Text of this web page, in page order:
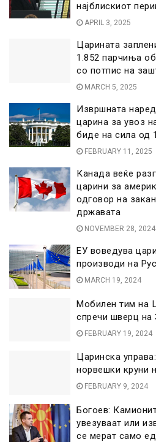
најблискиот
APRIL 3, 2025
Царината
1.852 парчиња
со потпис на
MARCH 5, 2025
Извршната
царина за увоз
биде на сила од
FEBRUARY 11, 2025
Канада веќе
царини за
одговор на
државата
NOVEMBER 28, 2024
ЕУ воведува
производи на
MARCH 19, 2024
Мобилен тим на
спречи шверц на
FEBRUARY 19, 2024
Царинска
норвешки круни
FEBRUARY 9, 2024
Богоев:
увезуваат или
се мерат само